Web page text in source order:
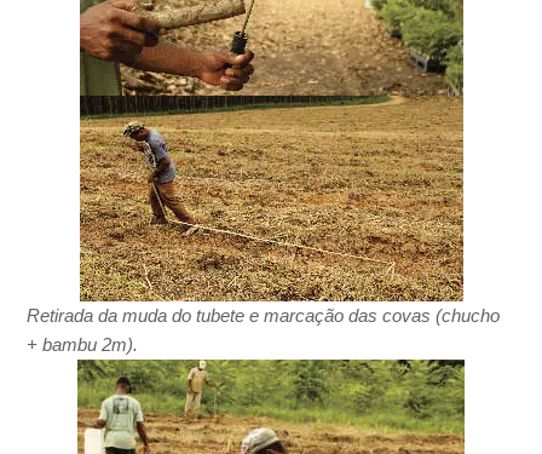
Retirada da muda do tubete e marcação das covas (chucho
+ bambu 2m).